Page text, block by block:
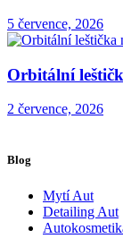
5 července, 2026
Orbitální
2 července, 2026
Blog
Mytí Aut
Detailing Aut